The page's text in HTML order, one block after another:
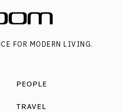
FOR MODERN LIVING.
PEOPLE
TRAVEL